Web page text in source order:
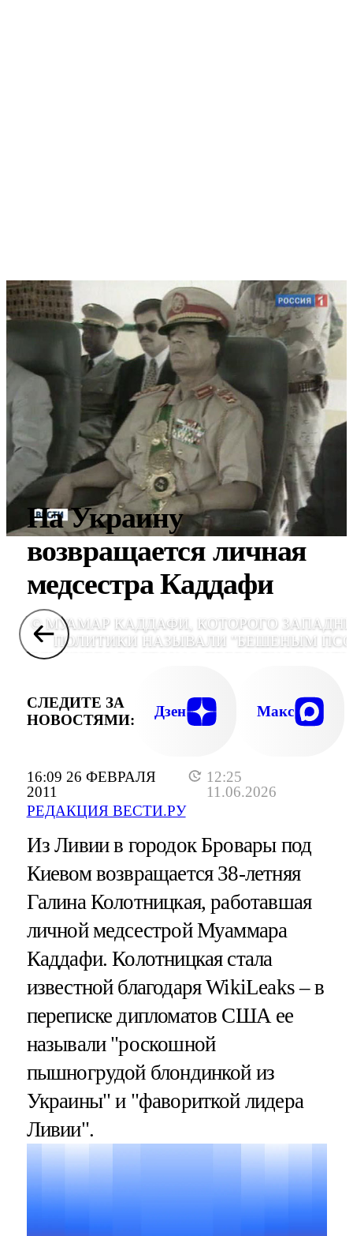
16:09 26 ФЕВРАЛЯ
2011
12:25
11.06.2026
РЕДАКЦИЯ ВЕСТИ.РУ
На Украину
возвращается личная
медсестра Каддафи
© МУАМАР КАДДАФИ, КОТОРОГО
ПОЛИТИКИ НАЗЫВАЛИ "БЕШЕНЫМ
БЛИЖНЕГО ВОСТОКА", ПРЕВРАТИЛ
ПАРТНЁРА, НАДЕЖНОСТЬ
РАСТВОРИЛАСЬ
СЛЕДИТЕ ЗА
НОВОСТЯМИ:
Дзен Макс
Из Ливии в городок Бровары под
Киевом возвращается 38-летняя
Галина Колотницкая, работавшая
личной медсестрой Муаммара
Каддафи. Колотницкая стала
известной благодаря WikiLeaks – в
переписке дипломатов США ее
называли "роскошной
пышногрудой блондинкой из
Украины" и "фавориткой лидера
Ливии".